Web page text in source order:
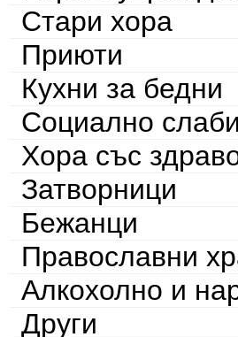
Стари хора
Приюти
Кухни за бедни
Социално слаби
Хора със
Затворници
Бежанци
Православни
Алкохолно и
Други